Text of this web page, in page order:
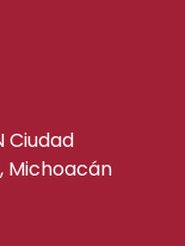
Ciudad
Michoacán